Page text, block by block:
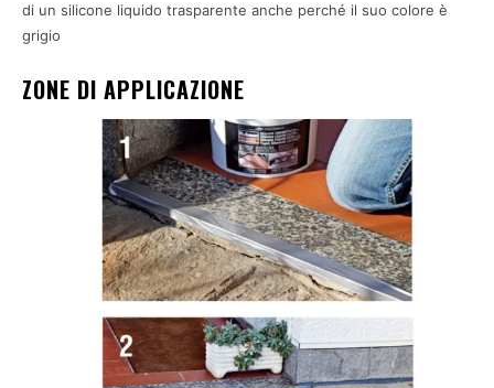
di un silicone liquido trasparente anche perché il suo colore è
grigio
ZONE DI APPLICAZIONE